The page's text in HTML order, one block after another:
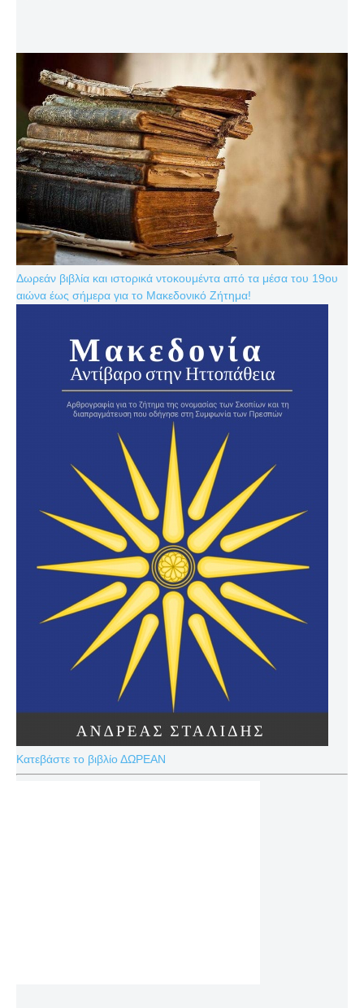
Δωρεάν βιβλία και ιστορικά ντοκουμέντα από τα μέσα του 19ου
αιώνα έως σήμερα για το Μακεδονικό Ζήτημα!
Κατεβάστε το βιβλίο ΔΩΡΕΑΝ